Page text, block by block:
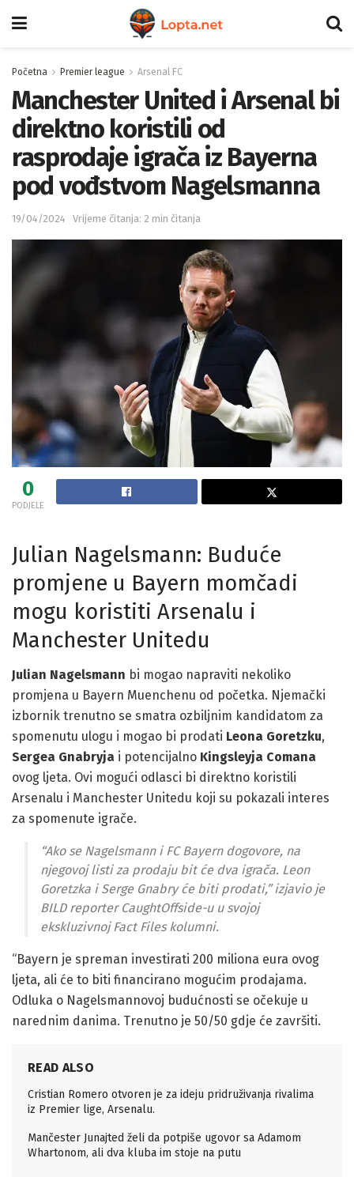
Početna Premier league Arsenal FC
Manchester United i Arsenal bi
direktno koristili od
rasprodaje igrača iz Bayerna
pod vođstvom Nagelsmanna
19/04/2024 Vrijeme čitanja: 2 min čitanja
0
PODJELE
Julian Nagelsmann: Buduće
promjene u Bayern momčadi
mogu koristiti Arsenalu i
Manchester Unitedu
Julian Nagelsmann bi mogao napraviti nekoliko
promjena u Bayern Muenchenu od početka. Njemački
izbornik trenutno se smatra ozbiljnim kandidatom za
spomenutu ulogu i mogao bi prodati Leona Goretzku,
Sergea Gnabryja i potencijalno Kingsleyja Comana
ovog ljeta. Ovi mogući odlasci bi direktno koristili
Arsenalu i Manchester Unitedu koji su pokazali interes
za spomenute igrače.
“Ako se Nagelsmann i FC Bayern dogovore, na
njegovoj listi za prodaju bit će dva igrača. Leon
Goretzka i Serge Gnabry će biti prodati,” izjavio je
BILD reporter CaughtOffside-u u svojoj
ekskluzivnoj Fact Files kolumni.
“Bayern je spreman investirati 200 miliona eura ovog
ljeta, ali će to biti financirano mogućim prodajama.
Odluka o Nagelsmannovoj budućnosti se očekuje u
narednim danima. Trenutno je 50/50 gdje će završiti.
READ ALSO
Cristian Romero otvoren je za ideju pridruživanja rivalima
iz Premier lige, Arsenalu.
Mančester Junajted želi da potpiše ugovor sa Adamom
Whartonom, ali dva kluba im stoje na putu